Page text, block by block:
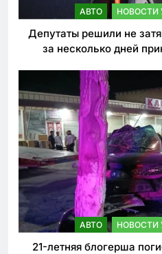
АВТО НОВОСТИ
Депутаты решили не
за несколько дней
АВТО НОВОСТИ
21-летняя блогерша